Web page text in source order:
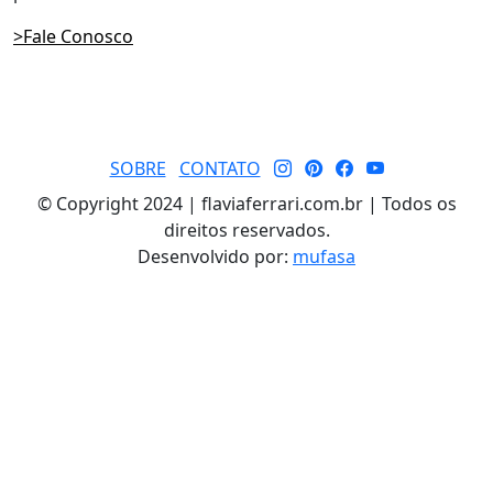
>Fale Conosco
SOBRE
CONTATO
© Copyright 2024 | flaviaferrari.com.br | Todos os
direitos reservados.
Desenvolvido por: mufasa